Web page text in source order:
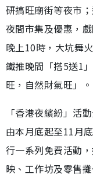
研搞旺廟街等夜市
夜間市集及優惠，
晚上10時，大坑舞
鐵推晚間「搭5送1
旺，自然財氣旺」。
「香港夜繽紛」活
由本月底起至11月
行一系列免費活動
映、工作坊及零售